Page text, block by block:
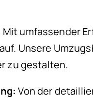
Mit umfassender
Unsere
zu gestalten.
Von der